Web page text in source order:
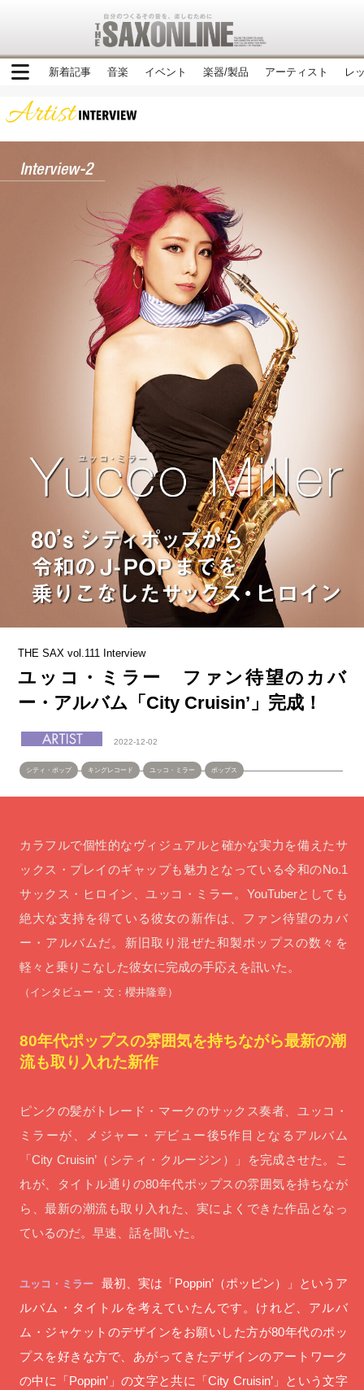
新着記事 音楽 イベント 楽器/製品 アーティスト レ
THE SAX vol.111 Interview
ユッコ・ミラー ファン待望のカバ
ー・アルバム「City Cruisin’」完成！
2022-12-02
シティ・ポップ キングレコード ユッコ・ミラー ポップス
カラフルで個性的なヴィジュアルと確かな実力を備えたサ
ックス・プレイのギャップも魅力となっている令和のNo.1
サックス・ヒロイン、ユッコ・ミラー。YouTuberとしても
絶大な支持を得ている彼女の新作は、ファン待望のカバ
ー・アルバムだ。新旧取り混ぜた和製ポップスの数々を
軽々と乗りこなした彼女に完成の手応えを訊いた。
（インタビュー・文：櫻井隆章）
80年代ポップスの雰囲気を持ちながら最新の潮
流も取り入れた新作
ピンクの髪がトレード・マークのサックス奏者、ユッコ・
ミラーが、メジャー・デビュー後5作目となるアルバム
「City Cruisin’（シティ・クルージン）」を完成させた。こ
れが、タイトル通りの80年代ポップスの雰囲気を持ちなが
ら、最新の潮流も取り入れた、実によくできた作品となっ
ているのだ。早速、話を聞いた。
ユッコ・ミラー
最初、実は「Poppin’（ポッピン）」というア
ルバム・タイトルを考えていたんです。けれど、アルバ
ム・ジャケットのデザインをお願いした方が80年代のポッ
プスを好きな方で、あがってきたデザインのアートワーク
の中に「Poppin’」の文字と共に「City Cruisin’」という文字